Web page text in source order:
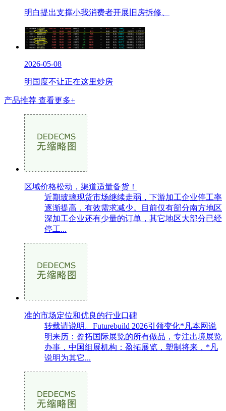
明白提出支撑小我消费者开展旧房拆修、
2026-05-08
明国度不让正在这里炒房
产品推荐 查看更多+
区域价格松动，渠道适量备货！
近期玻璃现货市场继续走弱，下游加工企业停工率
逐渐提高，有效需求减少。目前仅有部分南方地区
深加工企业还有少量的订单，其它地区大部分已经
停工...
准的市场定位和优良的行业口碑
转载请说明。Futurebuild 2026引领变化*凡本网说
明来历：盈拓国际展览的所有做品，专注出境展览
办事，中国组展机构：盈拓展览，塑制将来，*凡
说明为其它...